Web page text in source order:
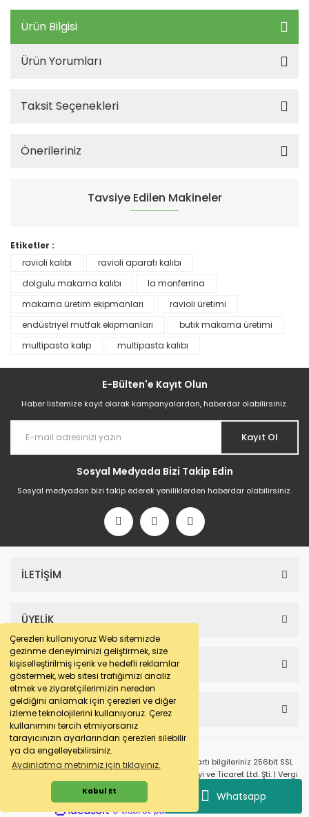
Çerezleri kullanıyoruz Web sitemizde
gezinme deneyiminizi geliştirmek, size
kişiselleştirilmiş içerik ve hedefli reklamlar
göstermek, web sitesi trafiğimizi analiz
etmek ve ziyaretçilerimizin nereden
geldiğini anlamak için çerezleri ve diğer
izleme teknolojilerini kullanıyoruz. Çerez
kullanımını tercih etmiyorsanız
tarayıcınızın ayarlarından çerezleri silebilir
ya da engelleyebilirsiniz.
Aydınlatma metnimiz için tıklayınız.
Kabul Et Whatsapp
Ürün Bilgisi
Ürün Yorumları
Taksit Seçenekleri
Önerileriniz
Tavsiye Edilen Makineler
454.856,83 TL
Etiketler :
ravioli kalıbı
ravioli aparatı kalıbı
dolgulu makarna kalıbı
la monferrina
makarna üretim ekipmanları
ravioli üretimi
endüstriyel mutfak ekipmanları
butik makarna üretimi
multipasta kalıp
multipasta kalıbı
E-Bülten'e Kayıt Olun
Haber listemize kayıt olarak kampanyalardan, haberdar olabilirsiniz.
Kayıt Ol
Sosyal Medyada Bizi Takip Edin
Sosyal medyadan bizi takip ederek yeniliklerden haberdar olabilirsiniz.
İLETİŞİM
ÜYELİK
SAYFALAR
HESABIM
© e-makarna.com Tüm Hakları Saklıdır. Kredi kartı bilgileriniz 256bit SSL
sertifikası ile korunmaktadır. Pasfil Makine Sanayi ve Ticaret Ltd. Şti. | Vergi
No: 7220436611 | MERSİS No: 072204366100013 | Ticaret Sicil No: 586968-0
ideasoft e-